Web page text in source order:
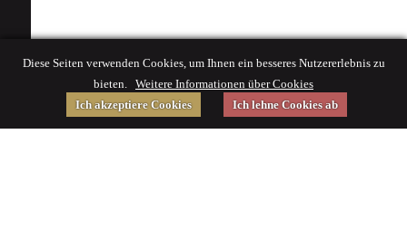
Diese Seiten verwenden Cookies, um Ihnen ein besseres Nutzererlebnis zu
bieten. Weitere Informationen über Cookies
Ich akzeptiere Cookies
Ich lehne Cookies ab